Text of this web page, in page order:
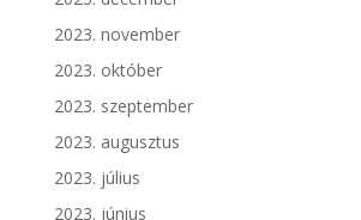
2023. november
2023. október
2023. szeptember
2023. augusztus
2023. július
2023. június